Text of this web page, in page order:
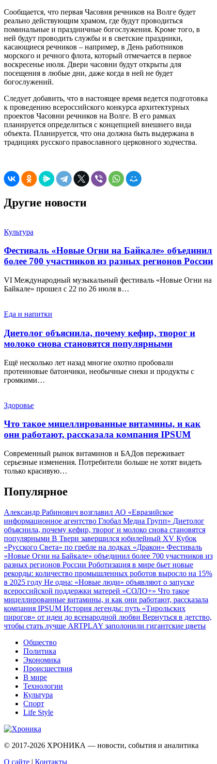
Сообщается, что первая Часовня речников на Волге будет
реально действующим храмом, где будут проводиться
поминальные и праздничные богослужения. Кроме того, в
ней будут проводить службы и в светские праздники,
касающиеся речников – например, в День работников
морского и речного флота, который отмечается в первое
воскресенье июля. Двери часовни будут открыты для
посещения в любые дни, даже когда в ней не будет
богослужений.
Следует добавить, что в настоящее время ведется подготовка
к проведению всероссийского конкурса архитектурных
проектов Часовни речников на Волге. В его рамках
планируется определиться с концепцией внешнего вида
объекта. Планируется, что она должна быть выдержана в
традициях русского православного церковного зодчества.
Другие новости
Культура
Фестиваль «Новые Огни на Байкале» объединил
более 700 участников из разных регионов России
VI Международный музыкальный фестиваль «Новые Огни на
Байкале» прошел с 22 по 26 июля в…
Еда и напитки
Диетолог объяснила, почему кефир, творог и
молоко снова становятся популярными
Ещё несколько лет назад многие охотно пробовали
протеиновые батончики, необычные снеки и продукты с
громкими…
Здоровье
Что такое мицеллированные витамины, и как
они работают, рассказала компания IPSUM
Современный рынок витаминов и БАДов переживает
серьезные изменения. Потребители больше не хотят видеть
только красивую…
Популярное
Александр Рабинович возглавил АО «Евразийское
информационное агентство Глобал Медиа Групп» Диетолог
объяснила, почему кефир, творог и молоко снова становятся
популярными В Твери завершился юбилейный XV Кубок
«Русского Света» по гребле на лодках «Дракон» Фестиваль
«Новые Огни на Байкале» объединил более 700 участников из
разных регионов России Роботизация в мире бьет новые
рекорды: количество промышленных роботов выросло на 15%
в 2025 году Не одна: «Новые люди» объявляют о запуске
всероссийской поддержки матерей «СОЛО+» Что такое
мицеллированные витамины, и как они работают, рассказала
компания IPSUM История легенды: путь «Тирольских
пирогов» от идеи до всенародной любви Вернуться в детство,
чтобы стать лучше ARTPLAY заполонили гигантские цветы
Общество
Политика
Экономика
Происшествия
В мире
Технологии
Культура
Спорт
Life Style
© 2017-2026 ХРОНИКА — новости, события и аналитика
О сайте | Контакты